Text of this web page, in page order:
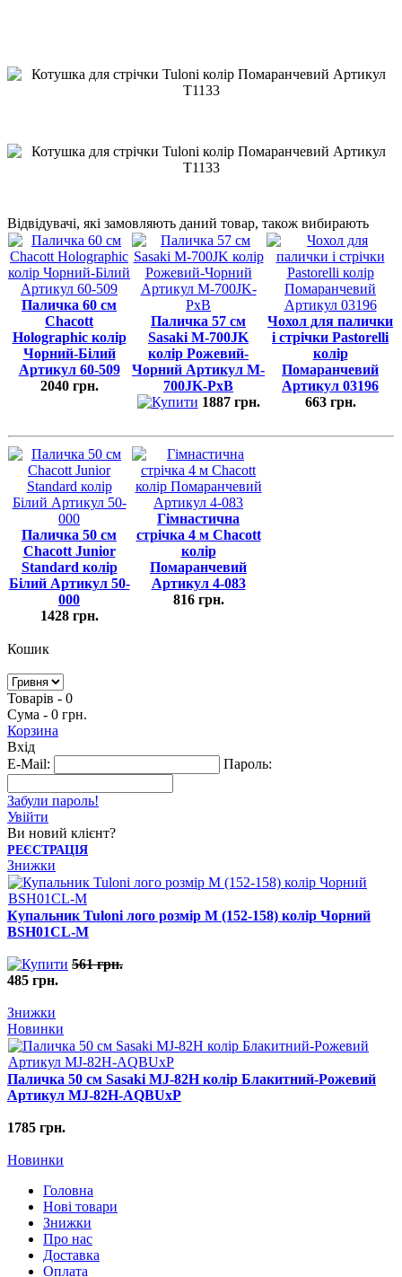
Відвідувачі, які замовляють даний товар, також вибирають
Паличка 60 см
Chacott
Holographic колір
Чорний-Білий
Артикул 60-509
2040 грн.
Паличка 57 см
Sasaki M-700JK
колір Рожевий-
Чорний Артикул M-
700JK-PxB
1887 грн.
Чохол для палички
і стрічки Pastorelli
колір
Помаранчевий
Артикул 03196
663 грн.
Паличка 50 см
Chacott Junior
Standard колір
Білий Артикул 50-
000
1428 грн.
Гімнастична
стрічка 4 м Chacott
колір
Помаранчевий
Артикул 4-083
816 грн.
Кошик
Товарів - 0
Сума - 0 грн.
Корзина
Вхід
E-Mail:
Пароль:
Забули пароль!
Увійти
Ви новий клієнт?
РЕЄСТРАЦІЯ
Знижки
Купальник Tuloni лого розмір M (152-158) колір Чорний
BSH01CL-M
561 грн.
485 грн.
Знижки
Новинки
Паличка 50 см Sasaki MJ-82H колір Блакитний-Рожевий
Артикул MJ-82H-AQBUxP
1785 грн.
Новинки
Головна
Нові товари
Знижки
Про нас
Доставка
Оплата